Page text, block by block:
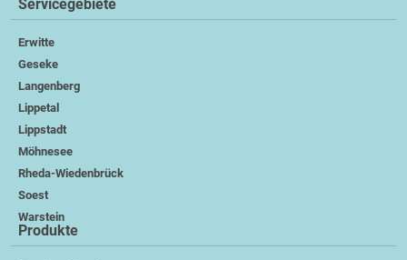
Servicegebiete
Erwitte
Geseke
Langenberg
Lippetal
Lippstadt
Möhnesee
Rheda-Wiedenbrück
Soest
Warstein
Produkte